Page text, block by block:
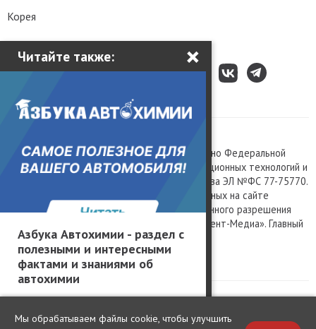
Читайте также: ×
Азбука Автохимии - раздел с
полезными и интересными
фактами и знаниями об
автохимии
Корея
Сетевое издание «Kolesa.ru», зарегистрировано Федеральной
службой по надзору в сфере связи, информационных технологий и
массовых коммуникаций, номер свидетельства ЭЛ №ФС 77-75770.
Любое использование материалов, размещенных на сайте
www.kolesa.ru, допускается только с письменного разрешения
правообладателя. Учредитель ООО «Президент-Медиа». Главный
редактор Баландин М.А. 0+
Политика конфиденциальности
Мы обрабатываем файлы cookie, чтобы улучшить